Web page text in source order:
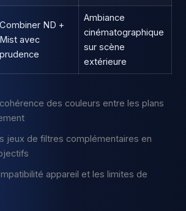
Combiner ND +
Mist avec
prudence
Ambiance
cinématographique
sur scène
extérieure
des couleurs entre les plans
jeux de filtres complémentaires en
appareil et les limites de